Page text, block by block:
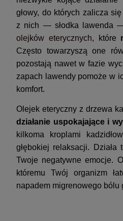
głowy, do których zalicza
z nich — słodka lawenda
olejków eterycznych, które
Często towarzyszą one
pozostają nawet w fazie
zapach lawendy pomoże w
komfort.
Olejek eteryczny z drzewa
działanie uspokajające i
kilkoma kroplami
głębokiej relaksacji. Działa
Twoje negatywne emocje.
któremu Twój organizm
napadem migrenowego bólu